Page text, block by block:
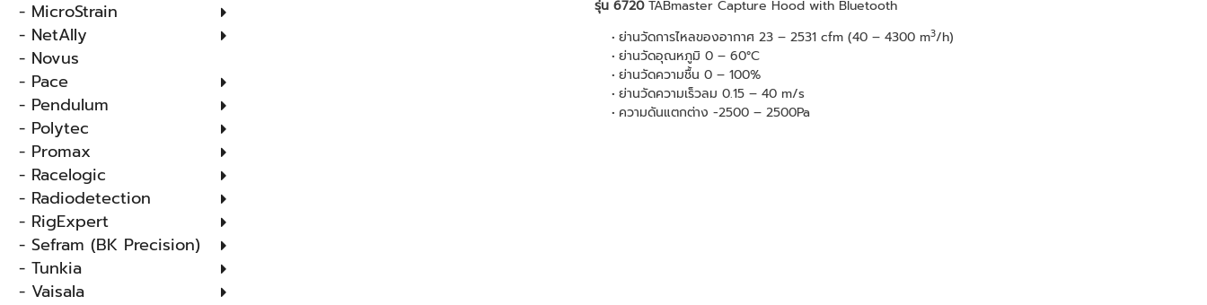
- MicroStrain
- NetAlly
- Novus
- Pace
- Pendulum
- Polytec
- Promax
- Racelogic
- Radiodetection
- RigExpert
- Sefram (BK Precision)
- Tunkia
- Vaisala
รุ่น 6720TABmaster Capture Hood with Bluetooth
ย่านวัดการไหลของอากาศ 23 – 2531 cfm (40 – 4300 m3/h)
ย่านวัดอุณหภูมิ 0 – 60°C
ย่านวัดความชื้น 0 – 100%
ย่านวัดความเร็วลม 0.15 – 40 m/s
ความดันแตกต่าง -2500 – 2500Pa